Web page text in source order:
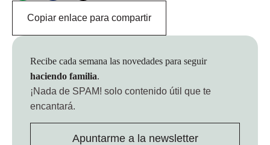
Copiar enlace para compartir
Recibe cada semana las novedades para seguir
haciendo familia.
¡Nada de SPAM! solo contenido útil que te
encantará.
Apuntarme a la newsletter